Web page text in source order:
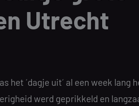
Utrecht
het ´dagje uit´ al een week lang
werd geprikkeld en